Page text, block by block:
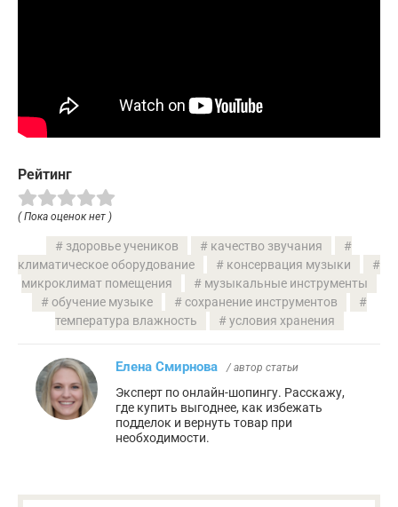
Рейтинг
( Пока оценок нет )
здоровье учеников
качество звучания
климатическое оборудование
консервация музыки
микроклимат помещения
музыкальные инструменты
обучение музыке
сохранение инструментов
температура влажность
условия хранения
Елена Смирнова / автор статьи
Эксперт по онлайн-шопингу. Расскажу,
где купить выгоднее, как избежать
подделок и вернуть товар при
необходимости.